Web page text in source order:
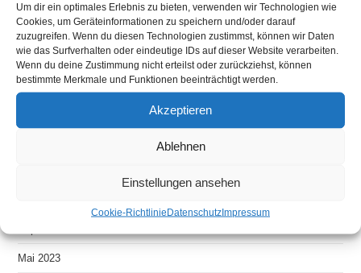
Um dir ein optimales Erlebnis zu bieten, verwenden wir Technologien wie
Cookies, um Geräteinformationen zu speichern und/oder darauf
zuzugreifen. Wenn du diesen Technologien zustimmst, können wir Daten
wie das Surfverhalten oder eindeutige IDs auf dieser Website verarbeiten.
Wenn du deine Zustimmung nicht erteilst oder zurückziehst, können
bestimmte Merkmale und Funktionen beeinträchtigt werden.
Akzeptieren
Ablehnen
Einstellungen ansehen
Cookie-RichtlinieDatenschutzImpressum
Ausstellung Restaurant Grünschnabel
Primavera, ein neuer Anfang – Ausstellungseröffnung am
kommenden Mittwoch in Dresden!!
Mai 2023